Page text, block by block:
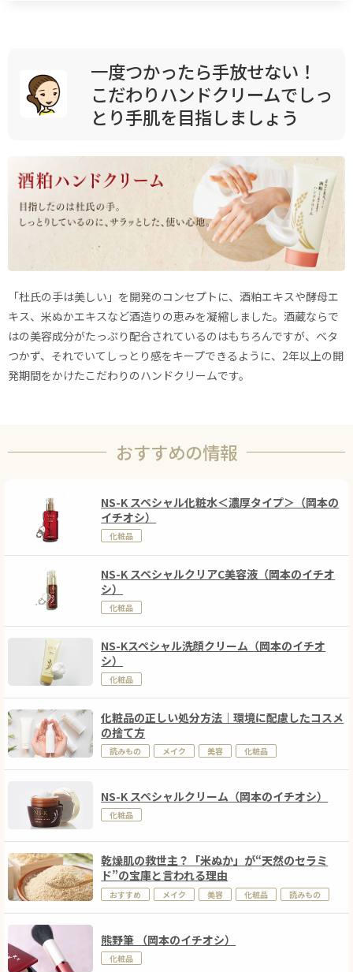
一度つかったら手放せない！
こだわりハンドクリームでしっ
とり手肌を目指しましょう
「杜氏の手は美しい」を開発のコンセプトに、酒粕エキスや酵母エ
キス、米ぬかエキスなど酒造りの恵みを凝縮しました。酒蔵ならで
はの美容成分がたっぷり配合されているのはもちろんですが、ベタ
つかず、それでいてしっとり感をキープできるように、2年以上の開
発期間をかけたこだわりのハンドクリームです。
おすすめの情報
NS-K スペシャル化粧水＜濃厚タイプ＞（岡本の
イチオシ）
化粧品
NS-K スペシャルクリアC美容液（岡本のイチオ
シ）
化粧品
NS-Kスペシャル洗顔クリーム（岡本のイチオ
シ）
化粧品
化粧品の正しい処分方法｜環境に配慮したコスメ
の捨て方
読みもの メイク 美容 化粧品
NS-K スペシャルクリーム（岡本のイチオシ）
化粧品
乾燥肌の救世主？「米ぬか」が“天然のセラミ
ド”の宝庫と言われる理由
おすすめ メイク 美容 化粧品 読みもの
熊野筆 （岡本のイチオシ）
化粧品